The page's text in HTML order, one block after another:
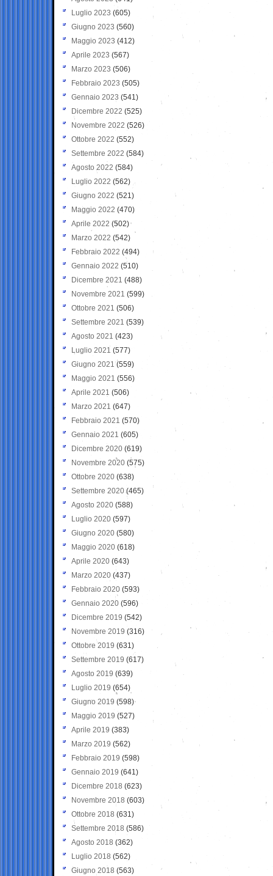
Luglio 2023 (605)
Giugno 2023 (560)
Maggio 2023 (412)
Aprile 2023 (567)
Marzo 2023 (506)
Febbraio 2023 (505)
Gennaio 2023 (541)
Dicembre 2022 (525)
Novembre 2022 (526)
Ottobre 2022 (552)
Settembre 2022 (584)
Agosto 2022 (584)
Luglio 2022 (562)
Giugno 2022 (521)
Maggio 2022 (470)
Aprile 2022 (502)
Marzo 2022 (542)
Febbraio 2022 (494)
Gennaio 2022 (510)
Dicembre 2021 (488)
Novembre 2021 (599)
Ottobre 2021 (506)
Settembre 2021 (539)
Agosto 2021 (423)
Luglio 2021 (577)
Giugno 2021(559)
Maggio 2021 (556)
Aprile 2021 (506)
Marzo 2021 (647)
Febbraio 2021 (570)
Gennaio 2021 (605)
Dicembre 2020 (619)
Novembre 2020 (575)
Ottobre 2020 (638)
Settembre 2020(465)
Agosto 2020 (588)
Luglio 2020 (597)
Giugno 2020 (580)
Maggio 2020 (618)
Aprile 2020 (643)
Marzo 2020 (437)
Febbraio 2020 (593)
Gennaio 2020 (596)
Dicembre 2019 (542)
Novembre 2019 (316)
Ottobre 2019 (631)
Settembre 2019 (617)
Agosto 2019 (639)
Luglio 2019 (654)
Giugno 2019 (598)
Maggio 2019 (527)
Aprile 2019 (383)
Marzo 2019 (562)
Febbraio 2019 (598)
Gennaio 2019 (641)
Dicembre 2018 (623)
Novembre 2018 (603)
Ottobre 2018 (631)
Settembre 2018 (586)
Agosto 2018 (362)
Luglio 2018 (562)
Giugno 2018 (563)